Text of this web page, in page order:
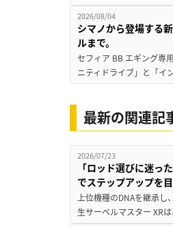
2026/08/04
シマノから登場する
ルまで。
セフィア BB エギング専
ニティドライブ」と「イ
最新の関連記
2026/07/23
「ロッド選びに迷っ
でステップアップを
上位機種のDNAを継承
生サーベルマスター XR